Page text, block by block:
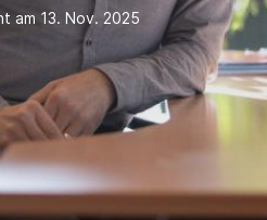
am 13. Nov. 2025